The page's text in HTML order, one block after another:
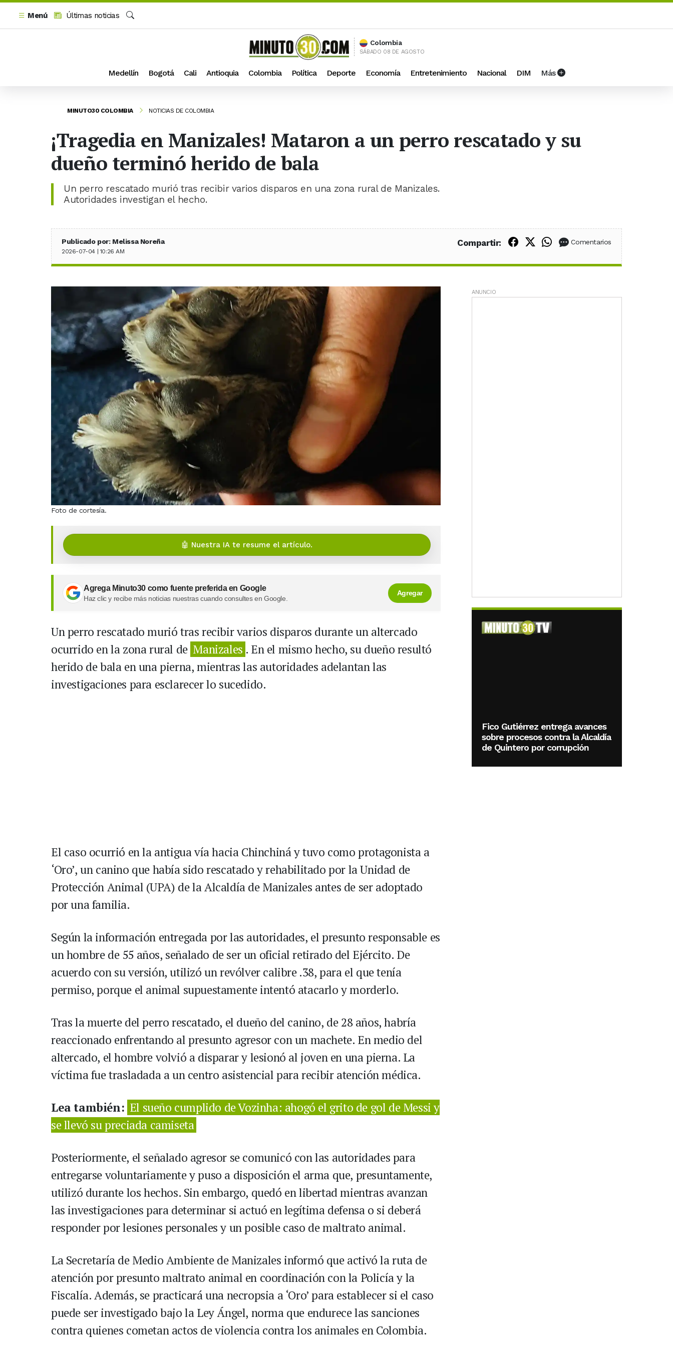
Menú
Últimas noticias
Buscar
Colombia
SÁBADO 08 DE AGOSTO
Medellín Bogotá Cali Antioquia Colombia Política Deporte Economía Entretenimiento Nacional DIM Más
MINUTO30 COLOMBIA NOTICIAS DE COLOMBIA
¡Tragedia en Manizales! Mataron a un perro rescatado y su
dueño terminó herido de bala
Un perro rescatado murió tras recibir varios disparos en una zona rural de Manizales.
Autoridades investigan el hecho.
Publicado por: Melissa Noreña
2026-07-04 | 10:26 AM
Compartir: Compartir en Facebook
Compartir en X (Twitter)
Compartir en WhatsApp
Comentarios
Foto de cortesía.
🤖 Nuestra IA te resume el artículo.
Agrega Minuto30 como fuente preferida en Google
Haz clic y recibe más noticias nuestras cuando consultes en Google.
Agregar
Un perro rescatado murió tras recibir varios disparos durante un altercado
ocurrido en la zona rural de Manizales . En el mismo hecho, su dueño resultó
herido de bala en una pierna, mientras las autoridades adelantan las
investigaciones para esclarecer lo sucedido.
El caso ocurrió en la antigua vía hacia Chinchiná y tuvo como protagonista a
‘Oro’, un canino que había sido rescatado y rehabilitado por la Unidad de
Protección Animal (UPA) de la Alcaldía de Manizales antes de ser adoptado
por una familia.
Según la información entregada por las autoridades, el presunto responsable es
un hombre de 55 años, señalado de ser un oficial retirado del Ejército. De
acuerdo con su versión, utilizó un revólver calibre .38, para el que tenía
permiso, porque el animal supuestamente intentó atacarlo y morderlo.
Tras la muerte del perro rescatado, el dueño del canino, de 28 años, habría
reaccionado enfrentando al presunto agresor con un machete. En medio del
altercado, el hombre volvió a disparar y lesionó al joven en una pierna. La
víctima fue trasladada a un centro asistencial para recibir atención médica.
Lea también: El sueño cumplido de Vozinha: ahogó el grito de gol de Messi y
se llevó su preciada camiseta
Posteriormente, el señalado agresor se comunicó con las autoridades para
entregarse voluntariamente y puso a disposición el arma que, presuntamente,
utilizó durante los hechos. Sin embargo, quedó en libertad mientras avanzan
las investigaciones para determinar si actuó en legítima defensa o si deberá
responder por lesiones personales y un posible caso de maltrato animal.
La Secretaría de Medio Ambiente de Manizales informó que activó la ruta de
atención por presunto maltrato animal en coordinación con la Policía y la
Fiscalía. Además, se practicará una necropsia a ‘Oro’ para establecer si el caso
puede ser investigado bajo la Ley Ángel, norma que endurece las sanciones
contra quienes cometan actos de violencia contra los animales en Colombia.
ANUNCIO
Fico Gutiérrez entrega avances
sobre procesos contra la Alcaldía
de Quintero por corrupción